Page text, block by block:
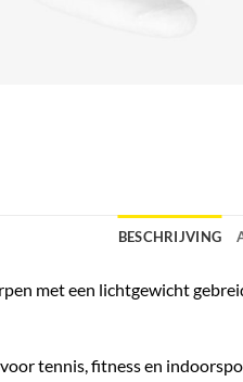
BESCHRIJVING
met een lichtgewicht
tennis, fitness en